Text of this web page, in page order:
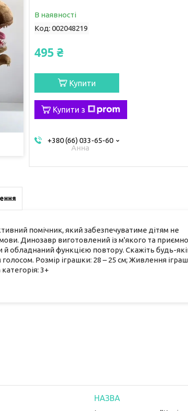
В наявності
Код: 002048219
495 ₴
Купити
Купити з
+380 (66) 033-65-60
Анна
помічник, який забезпечуватиме дітям не
Динозавр виготовлений із м'якого та
обладнаний функцією повтору. Скажіть будь-
Розмір іграшки: 28 – 25 см; Живлення
3+